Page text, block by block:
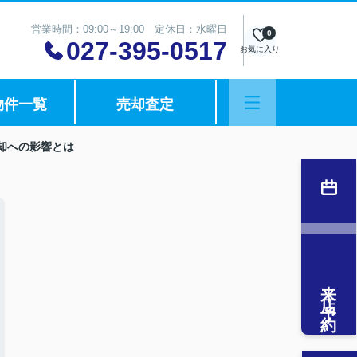
営業時間：09:00～19:00 定休日：水曜日
027-395-0517 お気に入り
0
件一覧 売却査定
への影響とは
来店予約